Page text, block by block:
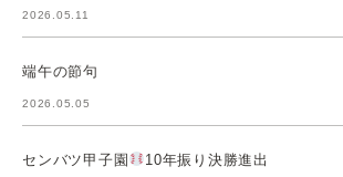
2026.05.11
端午の節句
2026.05.05
センバツ甲子園 10年振り決勝進出